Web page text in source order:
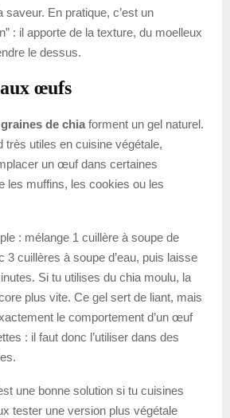
saveur. En pratique, c’est un
: il apporte de la texture, du moelleux
le dessus.
œufs
graines de chia forment un gel naturel.
très utiles en cuisine végétale,
un œuf dans certaines
les muffins, les cookies ou les
: mélange 1 cuillère à soupe de
3 cuillères à soupe d’eau, puis laisse
Si tu utilises du chia moulu, la
plus vite. Ce gel sert de liant, mais
le comportement d’un œuf
: il faut donc l’utiliser dans des
une bonne solution si tu cuisines
tester une version plus végétale